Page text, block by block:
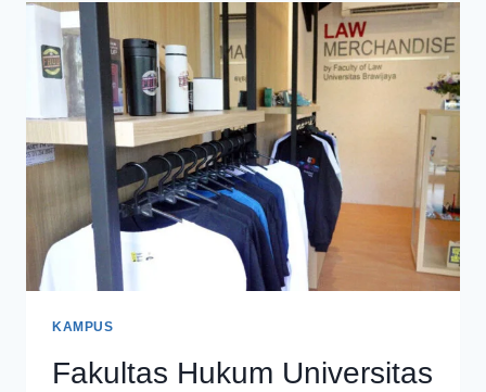
MAHASISWA
UNIVERSITAS
BRAWIJAYA
JUARA
SATU
DI
ITALIA
KAMPUS
Fakultas Hukum Universitas